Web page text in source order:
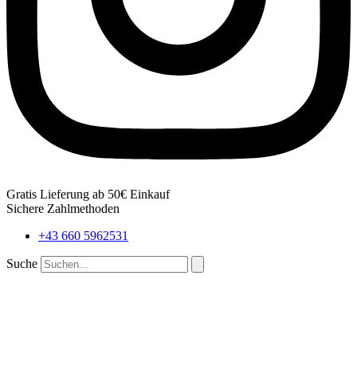
Gratis Lieferung ab 50€ Einkauf
Sichere Zahlmethoden
+43 660 5962531
Suche